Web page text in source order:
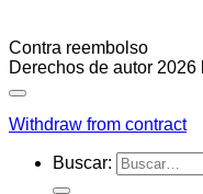
Contra reembolso
Derechos de autor 2026
Withdraw from contract
Buscar: